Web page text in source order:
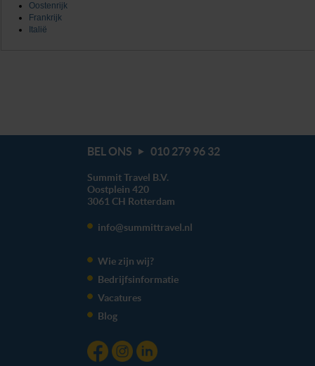
Oostenrijk
Frankrijk
Italië
BEL ONS 010 279 96 32
Summit Travel B.V.
Oostplein 420
3061 CH Rotterdam
info@summittravel.nl
Wie zijn wij?
Bedrijfsinformatie
Vacatures
Blog